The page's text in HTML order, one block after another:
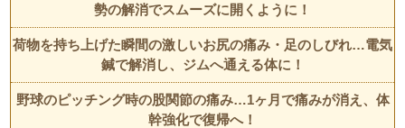
勢の解消でスムーズに開くように！
荷物を持ち上げた瞬間の激しいお尻の痛み・足のしびれ…電気
鍼で解消し、ジムへ通える体に！
野球のピッチング時の股関節の痛み…1ヶ月で痛みが消え、体
幹強化で復帰へ！